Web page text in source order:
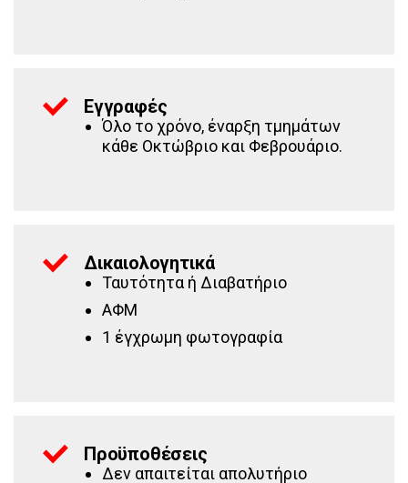
Εγγραφές
Όλο το χρόνο, έναρξη τμημάτων
κάθε Οκτώβριο και Φεβρουάριο.
Δικαιολογητικά
Ταυτότητα ή Διαβατήριο
ΑΦΜ
1 έγχρωμη φωτογραφία
Προϋποθέσεις
Δεν απαιτείται απολυτήριο